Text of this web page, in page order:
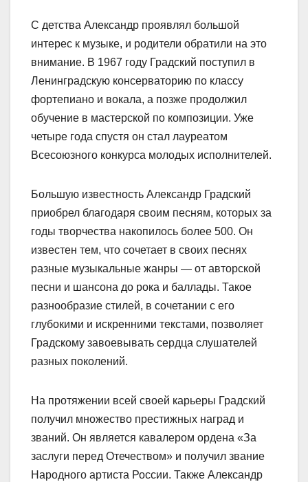
С детства Александр проявлял большой
интерес к музыке, и родители обратили на это
внимание. В 1967 году Градский поступил в
Ленинградскую консерваторию по классу
фортепиано и вокала, а позже продолжил
обучение в мастерской по композиции. Уже
четыре года спустя он стал лауреатом
Всесоюзного конкурса молодых исполнителей.
Большую известность Александр Градский
приобрел благодаря своим песням, которых за
годы творчества накопилось более 500. Он
известен тем, что сочетает в своих песнях
разные музыкальные жанры — от авторской
песни и шансона до рока и баллады. Такое
разнообразие стилей, в сочетании с его
глубокими и искренними текстами, позволяет
Градскому завоевывать сердца слушателей
разных поколений.
На протяжении всей своей карьеры Градский
получил множество престижных наград и
званий. Он является кавалером ордена «За
заслуги перед Отечеством» и получил звание
Народного артиста России. Также Александр